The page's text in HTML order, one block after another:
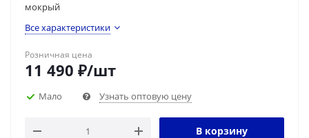
мокрый
Все характеристики
Розничная цена
11 490 ₽/шт
Мало Узнать оптовую цену
В корзину